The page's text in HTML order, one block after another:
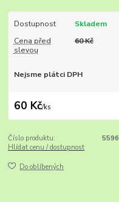
Dostupnost
Skladem
Cena před
slevou
60 Kč
Nejsme plátci DPH
60 Kč/ks
Číslo produktu:
5596
Hlídat cenu / dostupnost
Do oblíbených